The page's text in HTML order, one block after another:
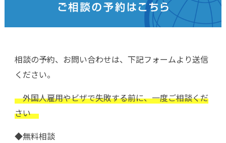
相談の予約、お問い合わせは、下記フォームより送信
ください。
外国人雇用やビザで失敗する前に、一度ご相談くだ
さい
◆無料相談